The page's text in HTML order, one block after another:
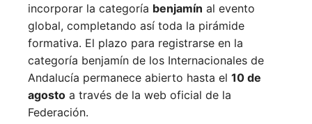
incorporar la categoría benjamín al evento
global, completando así toda la pirámide
formativa. El plazo para registrarse en la
categoría benjamín de los Internacionales de
Andalucía permanece abierto hasta el 10 de
agosto a través de la web oficial de la
Federación.